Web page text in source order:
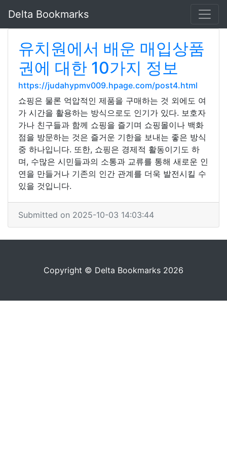
Delta Bookmarks
유치원에서 배운 매입상품
권에 대한 10가지 정보
https://judahypmv009.hpage.com/post4.html
쇼핑은 물론 억압적인 제품을 구매하는 것 외에도 여
가 시간을 활용하는 방식으로도 인기가 있다. 보호자
가나 친구들과 함께 쇼핑을 즐기며 쇼핑몰이나 백화
점을 방문하는 것은 즐거운 기한을 보내는 좋은 방식
중 하나입니다. 또한, 쇼핑은 경제적 활동이기도 하
며, 수많은 시민들과의 소통과 교류를 통해 새로운 인
연을 만들거나 기존의 인간 관계를 더욱 발전시킬 수
있을 것입니다.
Submitted on 2025-10-03 14:03:44
Copyright © Delta Bookmarks 2026